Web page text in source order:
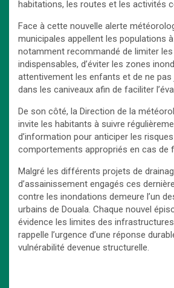
habitations, les routes et les activités
Face à cette nouvelle alerte
municipales appellent les populations
notamment recommandé de limiter
indispensables, d’éviter les zones
attentivement les enfants et de ne pas
dans les caniveaux afin de faciliter
De son côté, la Direction de la
invite les habitants à suivre
d’information pour anticiper les
comportements appropriés en cas de
Malgré les différents projets de
d’assainissement engagés ces
contre les inondations demeure l’un
urbains de Douala. Chaque nouvel
évidence les limites des
rappelle l’urgence d’une réponse
vulnérabilité devenue structurelle.